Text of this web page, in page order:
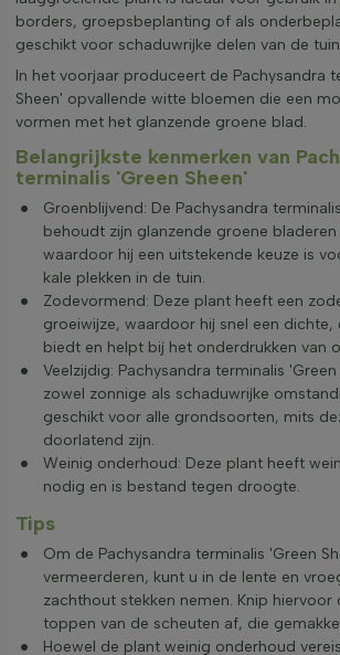
borders, groepsbeplanting of als
geschikt voor schaduwrijke delen van de
In het voorjaar produceert de Pachysandra
Sheen' opvallende witte bloemen die een
vormen met het glanzende groene blad.
Belangrijkste kenmerken van
terminalis 'Green Sheen'
Groenblijvend: De Pachysandra
behoudt zijn glanzende groene
waardoor hij een uitstekende keuze is
kale plekken in de tuin.
Zodevormend: Deze plant heeft een
groeiwijze, waardoor hij snel een dichte,
biedt en helpt bij het onderdrukken van
Veelzijdig: Pachysandra terminalis
zowel zonnige als schaduwrijke
geschikt voor alle grondsoorten, mits
doorlatend zijn.
Weinig onderhoud: Deze plant heeft
nodig en is bestand tegen droogte.
Tips
Om de Pachysandra terminalis 'Green
vermeerderen, kunt u in de lente en
zachthout stekken nemen. Knip hiervoor
toppen van de scheuten af, die
Hoewel de plant weinig onderhoud